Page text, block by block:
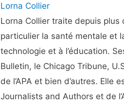
Lorna Collier
Lorna Collier traite depuis
particulier la santé mentale et
technologie et à l’éducation.
Bulletin, le Chicago Tribune,
de l’APA et bien d’autres. Elle
Journalists and Authors et de